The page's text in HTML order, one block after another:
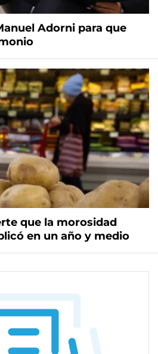
Adorni para que
que la morosidad
en un año y medio